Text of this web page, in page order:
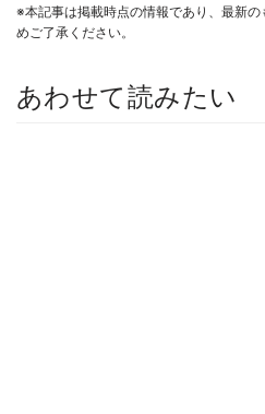
※本記事は掲載時点の情報であり、最新
めご了承ください。
あわせて読みたい